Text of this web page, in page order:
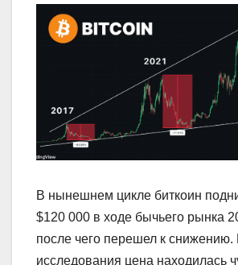
В нынешнем цикле биткоин
$120 000 в ходе бычьего рынка
после чего перешел к
исследования цена находилась